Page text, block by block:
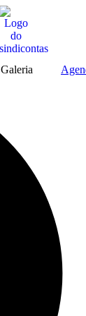
Galeria